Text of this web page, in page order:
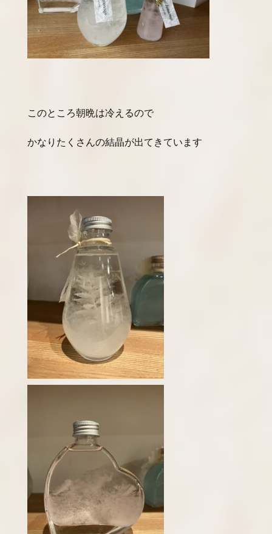
このところ朝晩は冷えるので
かなりたくさんの結晶が出てきています